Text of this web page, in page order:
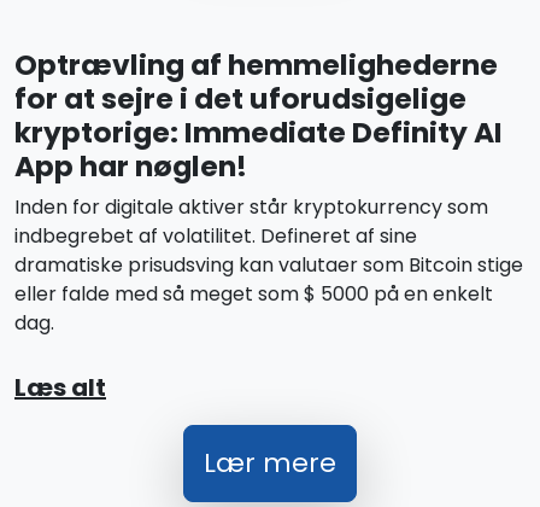
Optrævling af hemmelighederne
for at sejre i det uforudsigelige
kryptorige: Immediate Definity AI
App har nøglen!
Inden for digitale aktiver står kryptokurrency som
indbegrebet af volatilitet. Defineret af sine
dramatiske prisudsving kan valutaer som Bitcoin stige
eller falde med så meget som $ 5000 på en enkelt
dag.
Læs alt
Lær mere